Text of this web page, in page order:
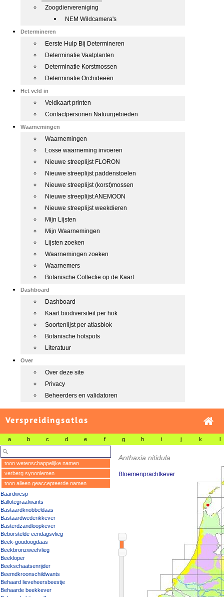
Zoogdiervereniging
NEM Wildcamera's
Determineren
Eerste Hulp Bij Determineren
Determinatie Vaatplanten
Determinatie Korstmossen
Determinatie Orchideeën
Het veld in
Veldkaart printen
Contactpersonen Natuurgebieden
Waarnemingen
Waarnemingen
Losse waarneming invoeren
Nieuwe streeplijst FLORON
Nieuwe streeplijst paddenstoelen
Nieuwe streeplijst (korst)mossen
Nieuwe streeplijst ANEMOON
Nieuwe streeplijst weekdieren
Mijn Lijsten
Mijn Waarnemingen
Lijsten zoeken
Waarnemingen zoeken
Waarnemers
Botanische Collectie op de Kaart
Dashboard
Dashboard
Kaart biodiversiteit per hok
Soortenlijst per atlasblok
Botanische hotspots
Literatuur
Over
Over deze site
Privacy
Beheerders en validatoren
Verspreidingsatlas
a b c d e f g h i j k l
toon wetenschappelijke namen
verberg synoniemen
toon alleen geaccepteerde namen
Baardwesp
Ballotegraafwants
Bastaardknobbeldaas
Bastaardwederikkever
Basterdzandloopkever
Beborstelde eendagsvlieg
Beek-goudoogdaas
Beekbronzweefvlieg
Beekloper
Beekschaatsenrijder
Beemdkroonschildwants
Behaard lieveheersbeestje
Behaarde beekkever
Anthaxia nitidula
Bloemenprachtkever